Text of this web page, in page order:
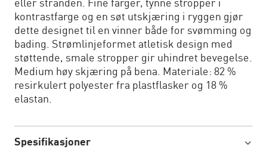
eller stranden. Fine farger, tynne stropper i
kontrastfarge og en søt utskjæring i ryggen gjør
dette designet til en vinner både for svømming og
bading. Strømlinjeformet atletisk design med
støttende, smale stropper gir uhindret bevegelse.
Medium høy skjæring på bena. Materiale: 82 %
resirkulert polyester fra plastflasker og 18 %
elastan.
Spesifikasjoner